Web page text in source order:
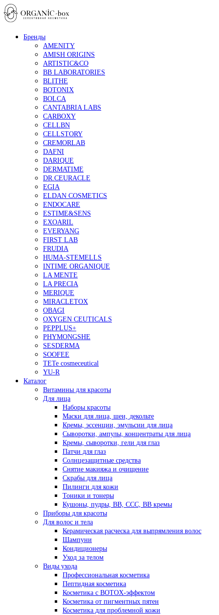
Бренды
AMENITY
AMISH ORIGINS
ARTISTIC&CO
BB LABORATORIES
BLITHE
BOTONIX
BOLCA
CANTABRIA LABS
CARBOXY
CELLBN
CELLSTORY
CREMORLAB
DAFNI
DARIQUE
DERMATIME
DR.CEURACLE
EGIA
ELDAN COSMETICS
ENDOCARE
ESTIME&SENS
EXOARIL
EVERYANG
FIRST LAB
FRUDIA
HUMA-STEMELLS
INTIME ORGANIQUE
LA MENTE
LA PRECIA
MERIQUE
MIRACLETOX
OBAGI
OXYGEN CEUTICALS
PEPPLUS+
PHYMONGSHE
SESDERMA
SOOFEE
TETe cosmeceutical
YU-R
Каталог
Витамины для красоты
Для лица
Наборы красоты
Маски для лица, шеи, декольте
Кремы, эссенции, эмульсии для лица
Сыворотки, ампулы, концентраты для лица
Кремы, сыворотки, гели для глаз
Патчи для глаз
Солнцезащитные средства
Снятие макияжа и очищение
Скрабы для лица
Пилинги для кожи
Тоники и тонеры
Кушоны, пудры, ВВ, ССС, ВВ кремы
Приборы для красоты
Для волос и тела
Керамическая расческа для выпрямления волос
Шампуни
Кондиционеры
Уход за телом
Виды ухода
Профессиональная косметика
Пептидная косметика
Косметика с BOTOX-эффектом
Косметика от пигментных пятен
Косметика для проблемной кожи